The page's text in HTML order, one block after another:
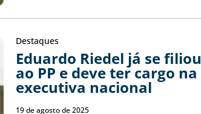
Destaques
Eduardo Riedel já se filiou
ao PP e deve ter cargo na
executiva nacional
19 de agosto de 2025